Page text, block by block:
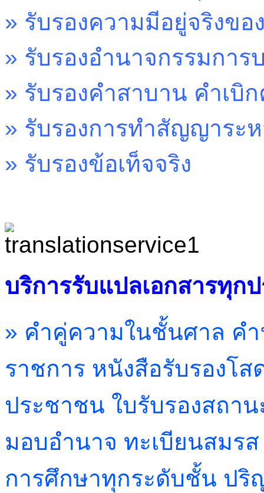
» รับรองความมีอยู่จริงขอ
» รับรองอำนาจกรรมการ
» รับรองคำสาบาน คำเบิ
» รับรองการทำสัญญาระ
» รับรองข้อเท็จจริง
บริการรับแปลเอกสารทุกป
» คำคู่ความในชั้นศาล ค
ราชการ หนังสือรับรองโ
ประชาชน ใบรับรองสถา
มอบอำนาจ ทะเบียนสมร
การศึกษาทุกระดับชั้น ป